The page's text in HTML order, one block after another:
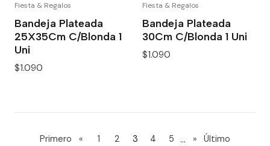
Fiesta & Regalos
Bandeja Plateada
25X35Cm C/Blonda 1
Uni
$1.090
Fiesta & Regalos
Bandeja Plateada
30Cm C/Blonda 1 Uni
$1.090
Primero « 1 2 3 4 5 ... » Último